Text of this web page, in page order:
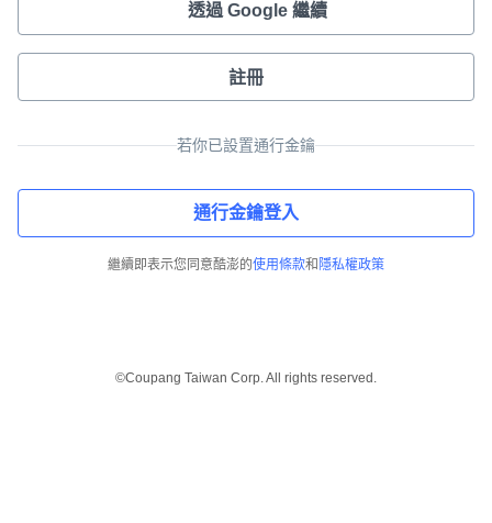
透過 Google 繼續
註冊
若你已設置通行金鑰
通行金鑰登入
繼續即表示您同意酷澎的使用條款和 隱私權政策
©Coupang Taiwan Corp. All rights reserved.